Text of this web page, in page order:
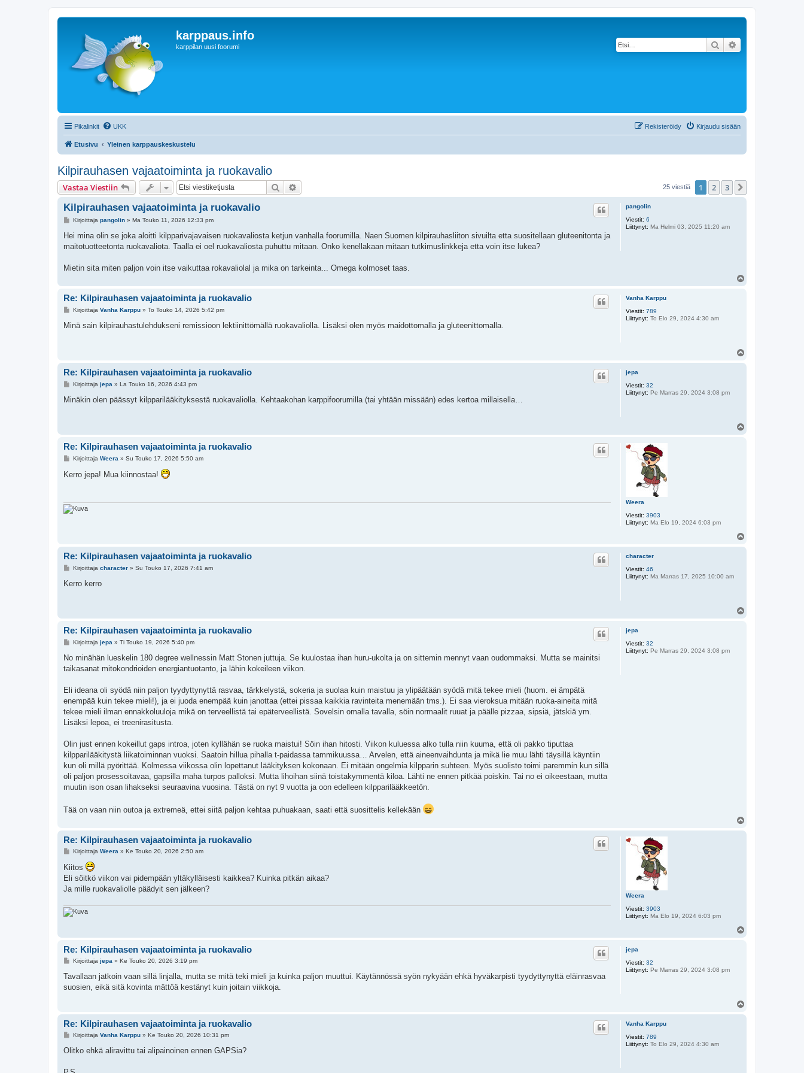
karppaus.info
karppilan uusi foorumi Etsi
Pikalinkit UKK Kirjaudu sisään
Rekisteröidy
Etusivu Yleinen karppauskeskustelu
Kilpirauhasen vajaatoiminta ja ruokavalio
Vastaa Viestiin Etsi 25 viestiä 1 2 3
pangolin
Viestit: 6
Liittynyt: Ma Helmi 03, 2025 11:20 am
Kilpirauhasen vajaatoiminta ja ruokavalio
V
e
t
Kirjoittaja pangolin» Ma Touko 11, 2026 12:33 pm
Hei mina olin se joka aloitti kilpparivajavaisen ruokavaliosta ketjun vanhalla foorumilla. Naen Suomen kilpirauhasliiton sivuilta etta suositellaan gluteenitonta ja
maitotuotteetonta ruokavaliota. Taalla ei oel ruokavaliosta puhuttu mitaan. Onko kenellakaan mitaan tutkimuslinkkeja etta voin itse lukea?
Mietin sita miten paljon voin itse vaikuttaa rokavaliolal ja mika on tarkeinta... Omega kolmoset taas.
Vanha Karppu
Viestit: 789
Liittynyt: To Elo 29, 2024 4:30 am
Re: Kilpirauhasen vajaatoiminta ja ruokavalio
V
e
Kirjoittaja Vanha Karppu» To Touko 14, 2026 5:42 pm
Minä sain kilpirauhastulehdukseni remissioon lektiinittömällä ruokavaliolla. Lisäksi olen myös maidottomalla ja gluteenittomalla.
jepa
Viestit: 32
Liittynyt: Pe Marras 29, 2024 3:08 pm
Re: Kilpirauhasen vajaatoiminta ja ruokavalio
V
e
Kirjoittaja jepa » La Touko 16, 2026 4:43 pm
Minäkin olen päässyt kilpparilääkityksestä ruokavaliolla. Kehtaakohan karppifoorumilla (tai yhtään missään) edes kertoa millaisella…
Weera
Viestit: 3903
Liittynyt: Ma Elo 19, 2024 6:03 pm
Re: Kilpirauhasen vajaatoiminta ja ruokavalio
V
e
s
Kirjoittaja Weera » Su Touko 17, 2026 5:50 am
Kerro jepa! Mua kiinnostaa!
character
Viestit: 46
Liittynyt: Ma Marras 17, 2025 10:00 am
Re: Kilpirauhasen vajaatoiminta ja ruokavalio
V
e
Kirjoittaja character» Su Touko 17, 2026 7:41 am
Kerro kerro
jepa
Viestit: 32
Liittynyt: Pe Marras 29, 2024 3:08 pm
Re: Kilpirauhasen vajaatoiminta ja ruokavalio
V
e
t
Kirjoittaja jepa » Ti Touko 19, 2026 5:40 pm
No minähän lueskelin 180 degree wellnessin Matt Stonen juttuja. Se kuulostaa ihan huru-ukolta ja on sittemin mennyt vaan oudommaksi. Mutta se mainitsi
taikasanat mitokondrioiden energiantuotanto, ja lähin kokeileen viikon.
Eli ideana oli syödä niin paljon tyydyttynyttä rasvaa, tärkkelystä, sokeria ja suolaa kuin maistuu ja ylipäätään syödä mitä tekee mieli (huom. ei ämpätä
enempää kuin tekee mieli!), ja ei juoda enempää kuin janottaa (ettei pissaa kaikkia ravinteita menemään tms.). Ei saa vieroksua mitään ruoka-aineita mitä
tekee mieli ilman ennakkoluuloja mikä on terveellistä tai epäterveellistä. Sovelsin omalla tavalla, söin normaalit ruuat ja päälle pizzaa, sipsiä, jätskiä ym.
Lisäksi lepoa, ei treenirasitusta.
Olin just ennen kokeillut gaps introa, joten kyllähän se ruoka maistui! Söin ihan hitosti. Viikon kuluessa alko tulla niin kuuma, että oli pakko tiputtaa
kilpparilääkitystä liikatoiminnan vuoksi. Saatoin hillua pihalla t-paidassa tammikuussa… Arvelen, että aineenvaihdunta ja mikä lie muu lähti täysillä käyntiin
kun oli millä pyörittää. Kolmessa viikossa olin lopettanut lääkityksen kokonaan. Ei mitään ongelmia kilpparin suhteen. Myös suolisto toimi paremmin kun sillä
oli paljon prosessoitavaa, gapsilla maha turpos palloksi. Mutta lihoihan siinä toistakymmentä kiloa. Lähti ne ennen pitkää poiskin. Tai no ei oikeestaan, mutta
muutin ison osan lihakseksi seuraavina vuosina. Tästä on nyt 9 vuotta ja oon edelleen kilpparilääkkeetön.
Tää on vaan niin outoa ja extremeä, ettei siitä paljon kehtaa puhuakaan, saati että suosittelis kellekään
Weera
Viestit: 3903
Liittynyt: Ma Elo 19, 2024 6:03 pm
Re: Kilpirauhasen vajaatoiminta ja ruokavalio
V
e
s
i
Kirjoittaja Weera » Ke Touko 20, 2026 2:50 am
Kiitos
Eli söitkö viikon vai pidempään yltäkylläisesti kaikkea? Kuinka pitkän aikaa?
Ja mille ruokavaliolle päädyit sen jälkeen?
jepa
Viestit: 32
Liittynyt: Pe Marras 29, 2024 3:08 pm
Re: Kilpirauhasen vajaatoiminta ja ruokavalio
V
e
t
Kirjoittaja jepa » Ke Touko 20, 2026 3:19 pm
Tavallaan jatkoin vaan sillä linjalla, mutta se mitä teki mieli ja kuinka paljon muuttui. Käytännössä syön nykyään ehkä hyväkarpisti tyydyttynyttä eläinrasvaa
suosien, eikä sitä kovinta mättöä kestänyt kuin joitain viikkoja.
Vanha Karppu
Viestit: 789
Liittynyt: To Elo 29, 2024 4:30 am
Re: Kilpirauhasen vajaatoiminta ja ruokavalio
V
e
i
Kirjoittaja Vanha Karppu» Ke Touko 20, 2026 10:31 pm
Olitko ehkä aliravittu tai alipainoinen ennen GAPSia?